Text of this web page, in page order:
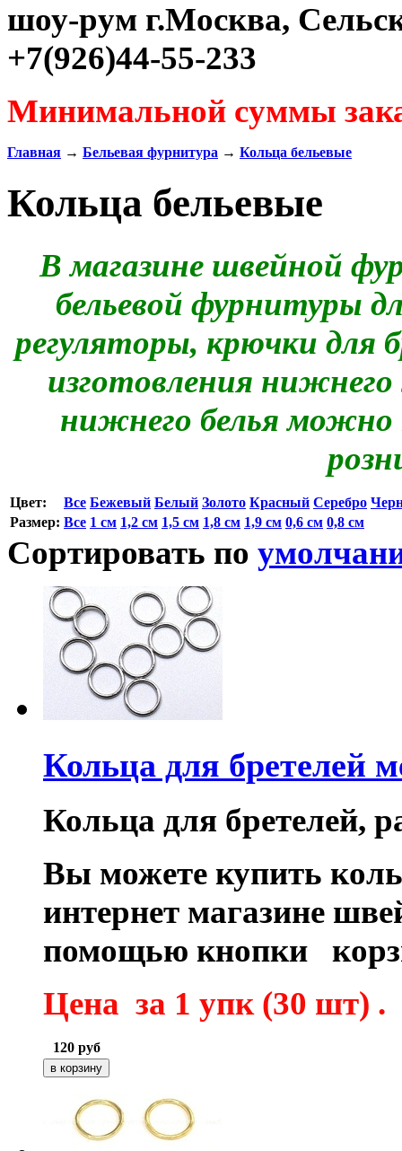
шоу-рум г.Москва,
+7(926)44-55-233
Минимальной суммы
Главная → Бельевая фурнитура → Кольца бельевые
Кольца бельевые
В магазине швейной
бельевой фурнитуры
регуляторы, крючки для
изготовления
нижнего белья
Цвет: Все Бежевый Белый Золото Красный Серебро
Размер: Все 1 см 1,2 см 1,5 см 1,8 см 1,9 см 0,6 см 0,8 см
Сортировать по
Кольца для бретелей
Кольца для бретелей,
Вы можете купить
интернет магазине
помощью кнопки
Цена за 1 упк (30 шт) .
120 руб